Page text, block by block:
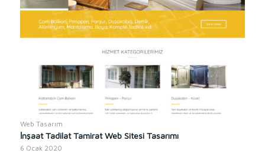
Web Tasarım
İnşaat Tadilat Tamirat Web Sitesi Tasarımı
6 Ocak 2020